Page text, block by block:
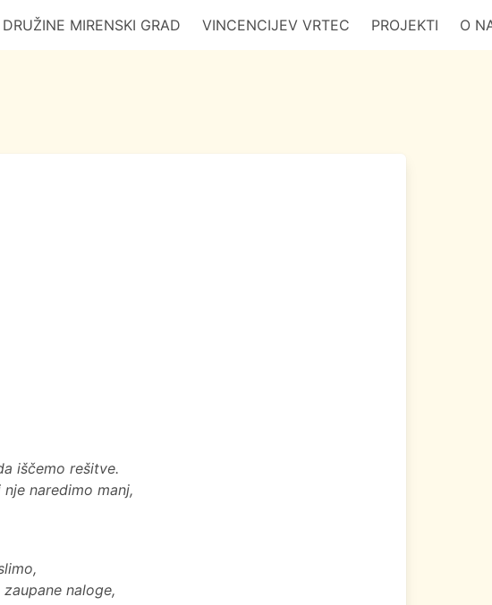
MIRENSKI GRAD VINCENCIJEV VRTEC PROJEKTI
O
iščemo rešitve.
naredimo manj,
naloge,